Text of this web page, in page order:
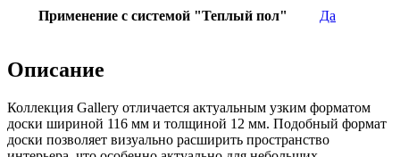
Применение с системой "Теплый пол" Да
Описание
Коллекция Gallery отличается актуальным узким форматом
доски шириной 116 мм и толщиной 12 мм. Подобный формат
доски позволяет визуально расширить пространство